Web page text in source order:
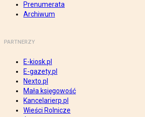
Prenumerata
Archiwum
PARTNERZY
E-kiosk.pl
E-gazety.pl
Nexto.pl
Mała księgowość
Kancelarierp.pl
Wieści Rolnicze